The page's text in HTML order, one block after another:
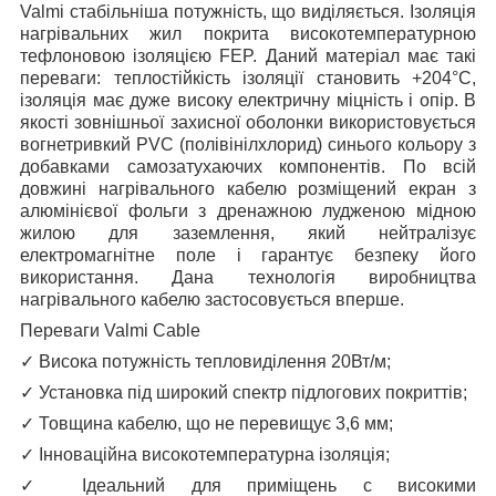
Valmi стабільніша потужність, що виділяється. Ізоляція
нагрівальних жил покрита високотемпературною
тефлоновою ізоляцією FEP. Даний матеріал має такі
переваги: ​​теплостійкість ізоляції становить +204°С,
ізоляція має дуже високу електричну міцність і опір. В
якості зовнішньої захисної оболонки використовується
вогнетривкий PVC (полівінілхлорид) синього кольору з
добавками самозатухаючих компонентів. По всій
довжині нагрівального кабелю розміщений екран з
алюмінієвої фольги з дренажною лудженою мідною
жилою для заземлення, який нейтралізує
електромагнітне поле і гарантує безпеку його
використання. Дана технологія виробництва
нагрівального кабелю застосовується вперше.
Переваги Valmi Cable
✓ Висока потужність тепловиділення 20Вт/м;
✓ Установка під широкий спектр підлогових покриттів;
✓ Товщина кабелю, що не перевищує 3,6 мм;
✓
Інноваційна високотемпературна ізоляція;
✓
Ідеальний для приміщень c високими